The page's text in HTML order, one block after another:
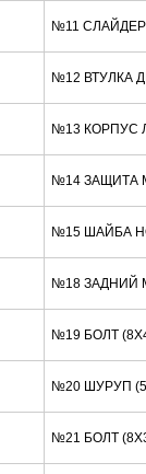
№11 СЛАЙДЕР
№12 ВТУЛКА
№13 КОРПУС
№14 ЗАЩИТА
№15 ШАЙБА
№18 ЗАДНИЙ
№19 БОЛТ
№20 ШУРУП
№21 БОЛТ